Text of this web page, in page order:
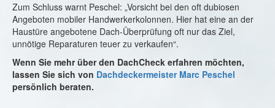
Zum Schluss warnt Peschel: „Vorsicht bei den oft dubiosen
Angeboten mobiler Handwerkerkolonnen. Hier hat eine an der
Haustüre angebotene Dach-Überprüfung oft nur das Ziel,
unnötige Reparaturen teuer zu verkaufen“.
Wenn Sie mehr über den DachCheck erfahren möchten,
lassen Sie sich von Dachdeckermeister Marc Peschel
persönlich beraten.